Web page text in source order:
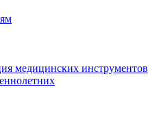
медицинских инструментов